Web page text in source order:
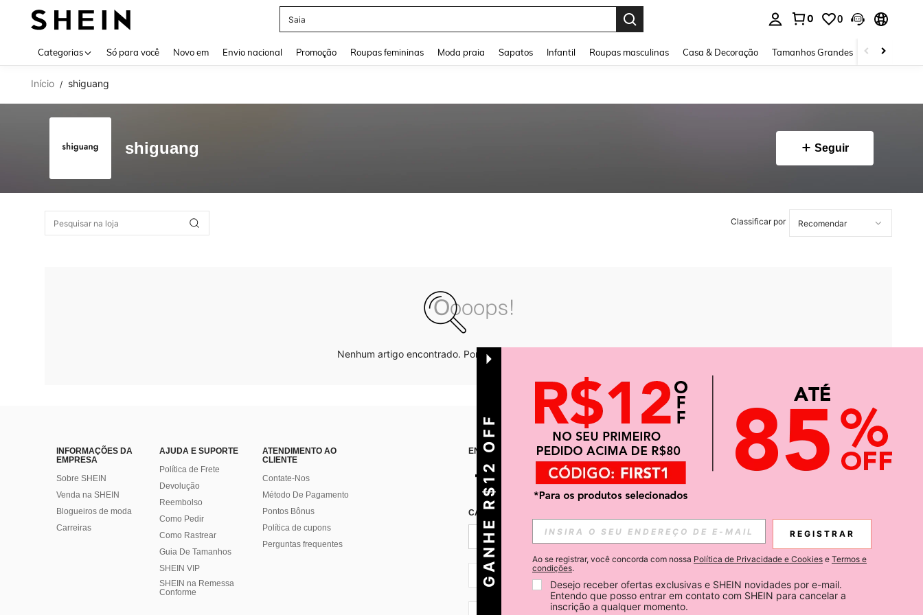
Saia
0 0
Categorias Só para você Novo em Envio nacional Promoção Roupas femininas Moda praia Sapatos Infantil Roupas masculinas Casa & Decoração Tamanhos Grandes Joias e
Início / shiguang
shiguang Seguir
Classificar por
Nenhum artigo encontrado. Por favor tente outras opções.
INFORMAÇÕES DA
EMPRESA
Sobre SHEIN
Venda na SHEIN
Blogueiros de moda
Carreiras
AJUDA E SUPORTE
Política de Frete
Devolução
Reembolso
Como Pedir
Como Rastrear
Guia De Tamanhos
SHEIN VIP
SHEIN na Remessa
Conforme
ATENDIMENTO AO
CLIENTE
Contate-Nos
Método De Pagamento
Pontos Bônus
Política de cupons
Perguntas frequentes
ENCONTRE-NOS EM APP
CADASTRE-SE PARA RECEBER NOTÍCIAS SOBRE SHEIN.
Inscreva-se
BR + 55
GANHE R$12 OFF REGISTRAR
Ao se registrar, você concorda com nossa Política de Privacidade e Cookies e Termos e
condições.
Desejo receber ofertas exclusivas e SHEIN novidades por e-mail.
Entendo que posso entrar em contato com SHEIN para cancelar a
inscrição a qualquer momento.